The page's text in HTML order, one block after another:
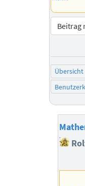
Beitrag
Übersicht